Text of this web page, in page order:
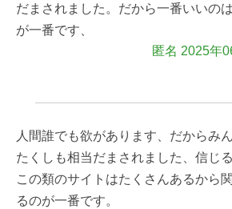
だまされました。だから一番いいの
が一番です、
匿名 2025年
人間誰でも欲があります、だからみ
たくしも相当だまされました、信じ
この類のサイトはたくさんあるから
るのが一番です。